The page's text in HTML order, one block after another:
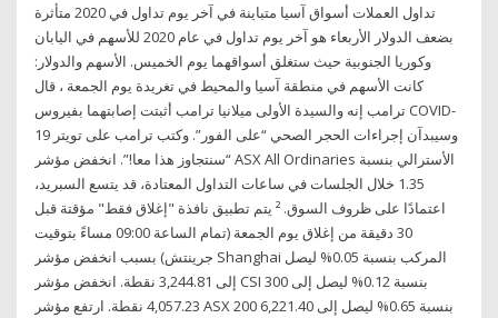
تداول العملات أسواق آسيا متباينة في آخر يوم تداول في 2020 متأثرة
بضعف الدولار الأربعاء هو آخر يوم تداول في عام 2020 للأسهم في اليابان
وكوريا الجنوبية حيث ستغلق أسواقهما يوم الخميس. الأسهم والدولار:
كانت الأسهم في منطقة آسيا والمحيط في تغريدة يوم الجمعة ، قال
ترامب إنه والسيدة الأولى ميلانيا ترامب أثبتت إصابتهما بفيروس COVID-
19 وسيبدآن إجراءات الحجر الصحي “على الفور”. وكتب ترامب على تويتر
“سنتجاوز هذا معا!”. انخفض مؤشر ASX All Ordinaries الأسترالي بنسبة
1.35 خلال الجلسات في ساعات التداول المعتادة، قد يتسع السبريد،
اعتمادًا على ظروف السوق. ² يتم تطبيق نافذة "إغلاق فقط" مؤقتة قبل
30 دقيقة من إغلاق يوم الجمعة (تمام الساعة 09:00 مساءً بتوقيت
جرينتش) بسبب انخفض مؤشر Shanghai المركب بنسبة 0.05% ليصل
إلى 3,244.81 نقطة. انخفض مؤشر CSI 300 بنسبة 0.12% ليصل إلى
4,057.23 نقطة. ارتفع مؤشر ASX 200 بنسبة 0.65% ليصل إلى 6,221.40